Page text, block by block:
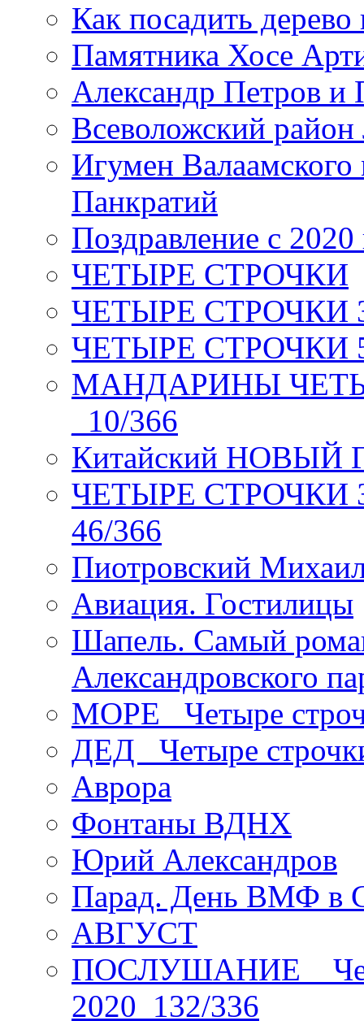
Как посадить дерево
Памятника Хосе
Александр Петров и
Всеволожский район
Игумен
Панкратий
Поздравление с 2020
ЧЕТЫРЕ СТРОЧКИ
ЧЕТЫРЕ СТРОЧКИ 3
ЧЕТЫРЕ СТРОЧКИ 5
МАНДАРИНЫ
_10/366
Китайский НОВЫЙ
ЧЕТЫРЕ СТРОЧКИ
46/366
Пиотровский
Авиация. Гостилицы
Шапель. Самый
Александровского
МОРЕ _Четыре
ДЕД _Четыре
Аврора
Фонтаны ВДНХ
Юрий Александров
Парад. День ВМФ в
АВГУСТ
ПОСЛУШАНИЕ _
2020_132/336